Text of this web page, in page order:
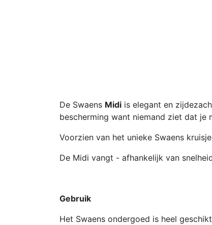
De Swaens Midi is elegant en
bescherming want niemand ziet dat je
Voorzien van het unieke Swaens
De Midi vangt - afhankelijk van
Gebruik
Het Swaens ondergoed is heel